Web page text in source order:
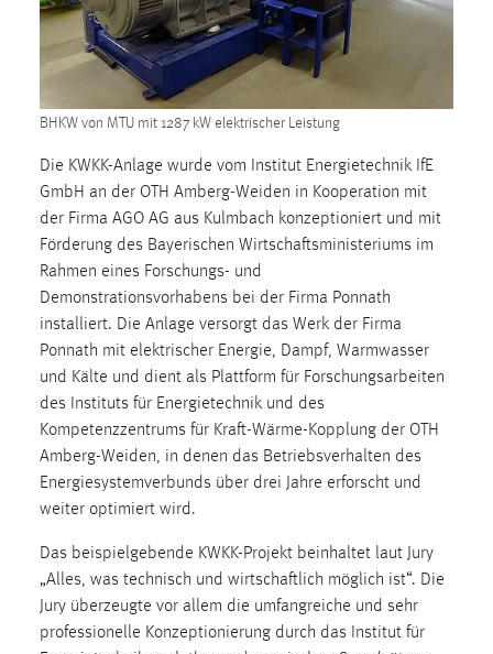
BHKW von MTU mit 1287 kW elektrischer Leistung
Die KWKK-Anlage wurde vom Institut Energietechnik IfE
GmbH an der OTH Amberg-Weiden in Kooperation mit
der Firma AGO AG aus Kulmbach konzeptioniert und mit
Förderung des Bayerischen Wirtschaftsministeriums im
Rahmen eines Forschungs- und
Demonstrationsvorhabens bei der Firma Ponnath
installiert. Die Anlage versorgt das Werk der Firma
Ponnath mit elektrischer Energie, Dampf, Warmwasser
und Kälte und dient als Plattform für Forschungsarbeiten
des Instituts für Energietechnik und des
Kompetenzzentrums für Kraft-Wärme-Kopplung der OTH
Amberg-Weiden, in denen das Betriebsverhalten des
Energiesystemverbunds über drei Jahre erforscht und
weiter optimiert wird.
Das beispielgebende KWKK-Projekt beinhaltet laut Jury
„Alles, was technisch und wirtschaftlich möglich ist“. Die
Jury überzeugte vor allem die umfangreiche und sehr
professionelle Konzeptionierung durch das Institut für
1 Jahr
Performance
Name:
Zweck:
Für performante Seitenauslieferung wird in diesem Cookie
gespeichert, ob man eingeloggt ist.
Sprachpräferenz
Name:
site-language-preference
Zweck:
Das Cookie speichert die gewählte Sprache der Website.
Cookie Laufzeit:
30 Tage
Chat
Name:
MibewSessionID, MIBEW_UserID, mibew_locale, mibew-